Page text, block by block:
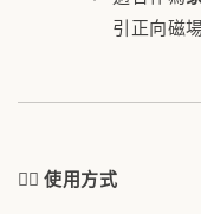
引正向磁
🧘‍♀️使用方式